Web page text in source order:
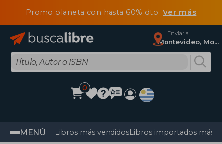
Promo planeta con hasta 60% dtoVer más
Enviar a
Montevideo, Montevideo
0
MENÚ Libros más vendidosLibros importados más